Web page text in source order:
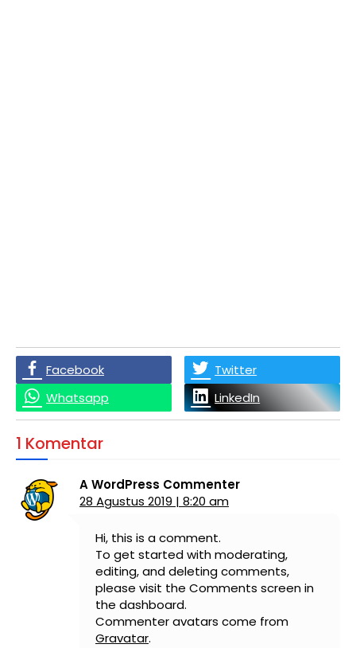
Facebook
Twitter
Whatsapp
LinkedIn
1 Komentar
A WordPress Commenter
28 Agustus 2019 | 8:20 am
Hi, this is a comment.
To get started with moderating,
editing, and deleting comments,
please visit the Comments screen in
the dashboard.
Commenter avatars come from
Gravatar.